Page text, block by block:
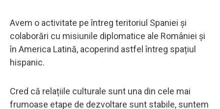
Avem o activitate pe întreg teritoriul Spaniei și
colaborări cu misiunile diplomatice ale României și
în America Latină, acoperind astfel întreg spațiul
hispanic.
Cred că relațiile culturale sunt una din cele mai
frumoase etape de dezvoltare sunt stabile, suntem